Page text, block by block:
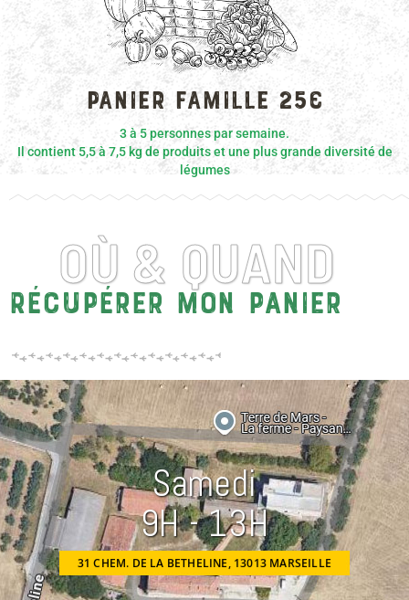
Panier famille 25€
3 à 5 personnes par semaine.
Il contient 5,5 à 7,5 kg de produits et une plus grande diversité de
légumes
EXEMPLES
OÙ & QUAND
Récupérer mon panier
Samedi
9H - 13H
31 CHEM. DE LA BETHELINE, 13013 MARSEILLE
OUVRIR LA CARTE